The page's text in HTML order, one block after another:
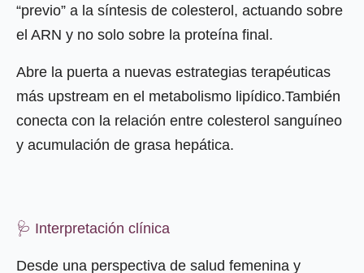
“previo” a la síntesis de colesterol, actuando sobre
el ARN y no solo sobre la proteína final.
Abre la puerta a nuevas estrategias terapéuticas
más upstream en el metabolismo lipídico.También
conecta con la relación entre colesterol sanguíneo
y acumulación de grasa hepática.
🩺 Interpretación clínica
Desde una perspectiva de salud femenina y